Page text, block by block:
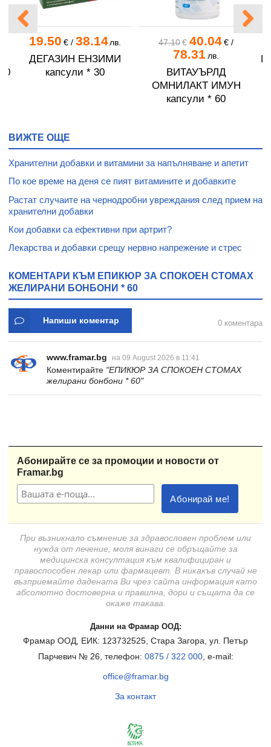
19.50 €/ 38.14 лв.
ДЕГАЗИН ЕНЗИМИ
капсули * 30
47.10€ 40.04€/
78.31 лв.
ВИТАУЪРЛД
ОМНИЛАКТ ИМУН
капсули * 60
ВИЖТЕ ОЩЕ
Хранителни добавки и витамини за напълняване и апетит
По кое време на деня се пият витамините и добавките
Растат случаите на чернодробни увреждания след прием на
хранителни добавки
Кои добавки са ефективни при артрит?
Лекарства и добавки срещу нервно напрежение и стрес
КОМЕНТАРИ КЪМ ЕПИКЮР ЗА СПОКОЕН СТОМАХ
ЖЕЛИРАНИ БОНБОНИ * 60
Напиши коментар 0 коментара
www.framar.bg на 09 August 2026 в 11:41
Коментирайте "ЕПИКЮР ЗА СПОКОЕН СТОМАХ
желирани бонбони * 60"
Абонирайте се за промоции и новости от
Framar.bg
При възникнало съмнение за здравословен проблем или
нужда от лечение, моля винаги се обръщайте за
медицинска консултация към квалифициран и
правоспособен лекар или фармацевт. В никакъв случай не
възприемайте дадената Ви чрез сайта информация като
абсолютно достоверна и правилна, дори и същата да се
окаже такава.
Данни на Фрамар ООД:
Фрамар ООД, ЕИК: 123732525, Стара Загора, ул. Петър
Парчевич № 26, телефон: 0875 / 322 000, e-mail:
office@framar.bg
За контакт